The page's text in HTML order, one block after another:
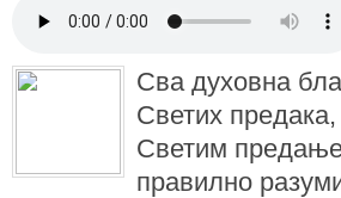
Сва духовна
Светих предака,
Светим
правилно